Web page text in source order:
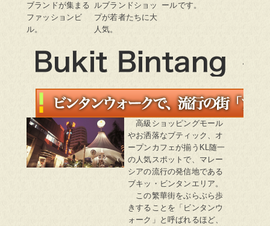
ブランドが集まる
ファッションビ
ル。
ルブランドショッ
プが若者たちに大
人気。
ールです。
Bukit Bintang ビンタンウォーク
ビンタンウォークで、流行の街「ブキッ
高級ショッピングモール
やお洒落なブティック、オ
ープンカフェが揃うKL随一
の人気スポットで、マレー
シアの流行の発信地である
ブキッ・ビンタンエリア。
この繁華街をぶらぶら歩
きすることを「ビンタンウ
ォーク」と呼ばれるほど、